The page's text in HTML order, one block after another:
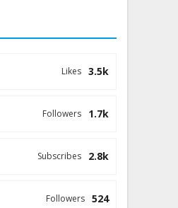
3.5k
Likes
1.7k
Followers
2.8k
Subscribes
524
Followers